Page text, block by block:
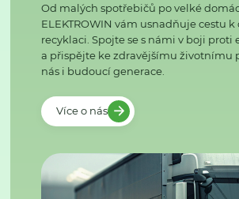
Od malých spotřebičů po velké
ELEKTROWIN vám usnadňuje cestu
recyklaci. Spojte se s námi v boji proti
a přispějte ke zdravějšímu životnímu
nás i budoucí generace.
Více o nás